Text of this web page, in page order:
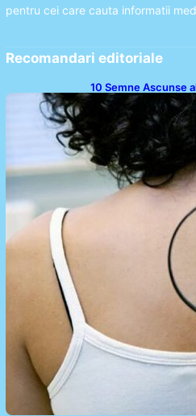
pentru cei care cauta informatii
Recomandari editoriale
10 Semne Ascunse
Trebuie să Știm